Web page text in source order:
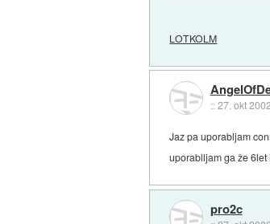
LOTKOLM
::27. okt
Jaz pa uporabljam
uporablljam ga že
pro2c